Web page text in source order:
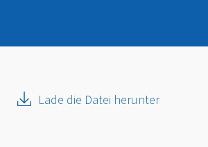
Lade die Datei herunter